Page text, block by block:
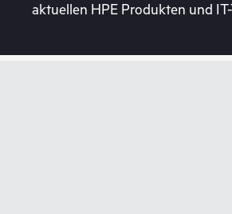
Ihr Warenkorb
aktuellen HPE Produkten und